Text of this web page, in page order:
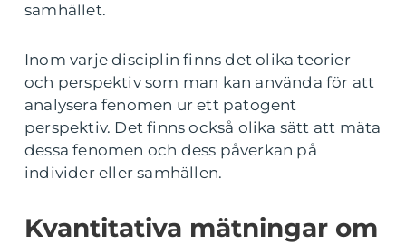
samhället.
Inom varje disciplin finns det olika teorier
och perspektiv som man kan använda för att
analysera fenomen ur ett patogent
perspektiv. Det finns också olika sätt att mäta
dessa fenomen och dess påverkan på
individer eller samhällen.
Kvantitativa mätningar om